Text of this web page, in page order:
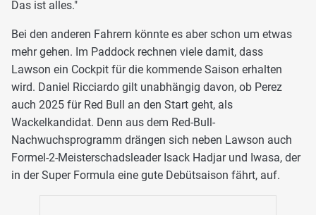
Das ist alles."
Bei den anderen Fahrern könnte es aber schon um etwas
mehr gehen. Im Paddock rechnen viele damit, dass
Lawson ein Cockpit für die kommende Saison erhalten
wird. Daniel Ricciardo gilt unabhängig davon, ob Perez
auch 2025 für Red Bull an den Start geht, als
Wackelkandidat. Denn aus dem Red-Bull-
Nachwuchsprogramm drängen sich neben Lawson auch
Formel-2-Meisterschadsleader Isack Hadjar und Iwasa, der
in der Super Formula eine gute Debütsaison fährt, auf.